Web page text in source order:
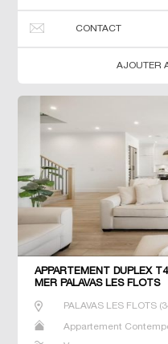
CONTACT
AJOUTER
APPARTEMENT DUPLEX
MER PALAVAS LES FLOTS
PALAVAS LES FLOTS(
Appartement